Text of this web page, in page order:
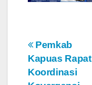
N
a
Pemkab
Kapuas Rapat
Koordinasi